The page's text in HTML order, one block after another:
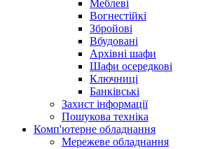
Меблеві
Вогнестійкі
Збройові
Вбудовані
Архівні шафи
Шафи осередкові
Ключниці
Банківські
Захист інформації
Пошукова техніка
Комп'ютерне обладнання
Мережеве обладнання